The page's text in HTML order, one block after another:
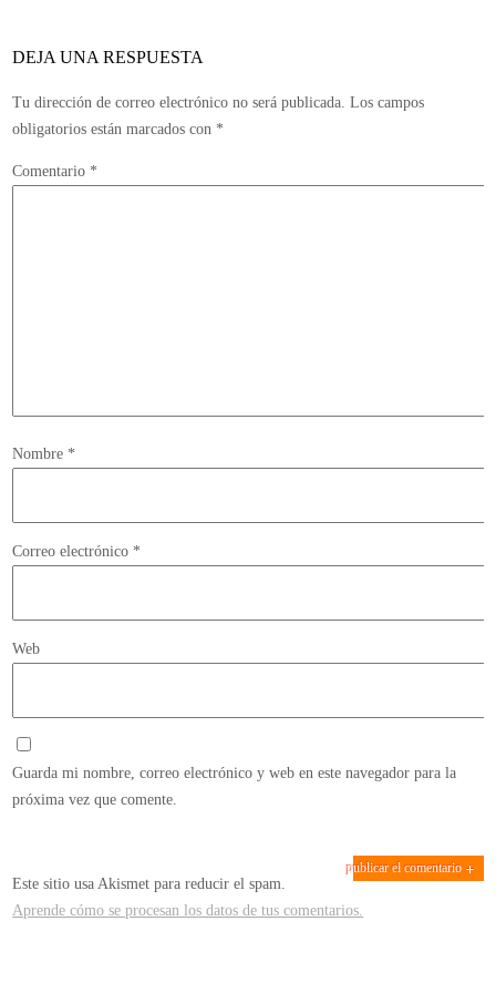
DEJA UNA RESPUESTA
Tu dirección de correo electrónico no será publicada. Los campos
obligatorios están marcados con *
Comentario *
Nombre *
Correo electrónico *
Web
Guarda mi nombre, correo electrónico y web en este navegador para la
próxima vez que comente.
Este sitio usa Akismet para reducir el spam.
Aprende cómo se procesan los datos de tus comentarios.